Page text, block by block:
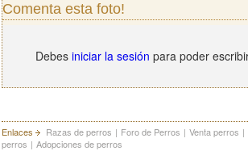
Comenta esta foto!
Debes iniciar la sesión para poder
Enlaces Razas de perros | Foro de Perros | Venta perros |
perros | Adopciones de perros